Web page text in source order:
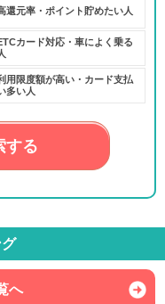
還元率・ポイント貯めたい人
カード対応・車によく乗る
用限度額が高い・カード支払
多い人
する
へ